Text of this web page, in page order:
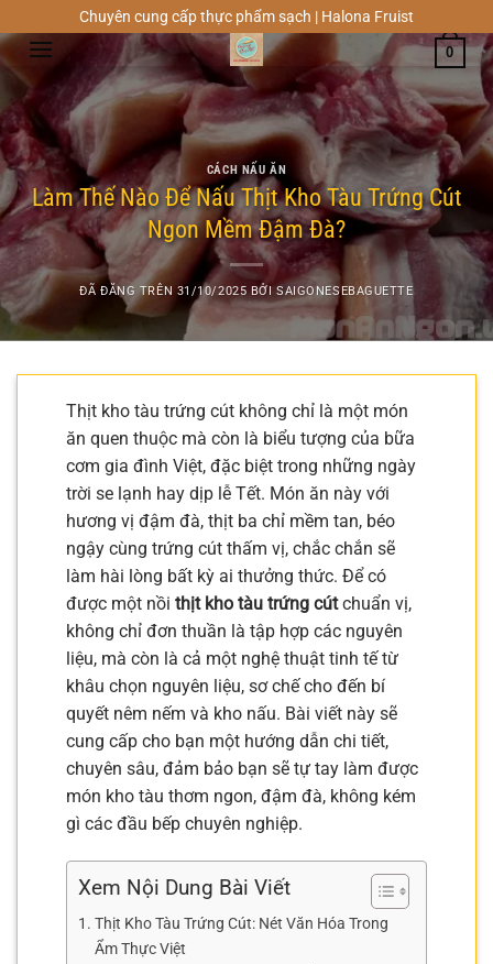
đến
nội
dung
Chuyên cung cấp thực phẩm sạch | Halona Fruist
0
CÁCH NẤU ĂN
Làm Thế Nào Để Nấu Thịt Kho Tàu Trứng Cút
Ngon Mềm Đậm Đà?
ĐÃ ĐĂNG TRÊN 31/10/2025 BỞISAIGONESEBAGUETTE
Thịt kho tàu trứng cút không chỉ là một món
ăn quen thuộc mà còn là biểu tượng của bữa
cơm gia đình Việt, đặc biệt trong những ngày
trời se lạnh hay dịp lễ Tết. Món ăn này với
hương vị đậm đà, thịt ba chỉ mềm tan, béo
ngậy cùng trứng cút thấm vị, chắc chắn sẽ
làm hài lòng bất kỳ ai thưởng thức. Để có
được một nồi thịt kho tàu trứng cútchuẩn vị,
không chỉ đơn thuần là tập hợp các nguyên
liệu, mà còn là cả một nghệ thuật tinh tế từ
khâu chọn nguyên liệu, sơ chế cho đến bí
quyết nêm nếm và kho nấu. Bài viết này sẽ
cung cấp cho bạn một hướng dẫn chi tiết,
chuyên sâu, đảm bảo bạn sẽ tự tay làm được
món kho tàu thơm ngon, đậm đà, không kém
gì các đầu bếp chuyên nghiệp.
Xem Nội Dung Bài Viết
Thịt Kho Tàu Trứng Cút: Nét Văn Hóa Trong
Ẩm Thực Việt